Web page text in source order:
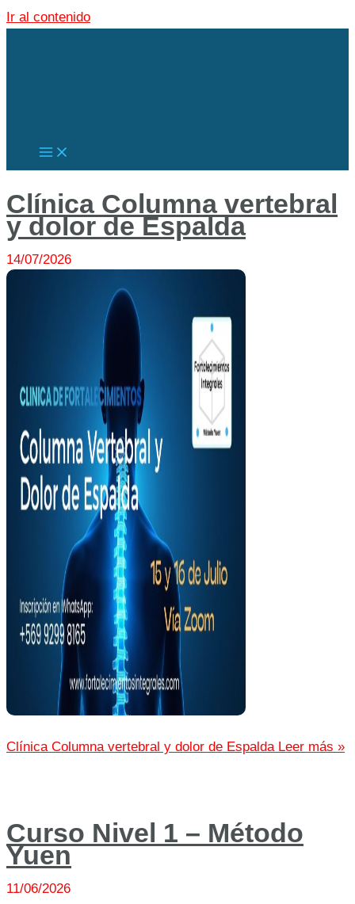
Ir al contenido
Clínica Columna vertebral
y dolor de Espalda
14/07/2026
Clínica Columna vertebral y dolor de EspaldaLeer más »
Curso Nivel 1 – Método
Yuen
11/06/2026